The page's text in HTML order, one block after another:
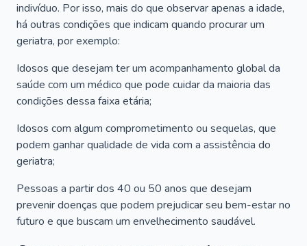
indivíduo. Por isso, mais do que observar apenas a idade,
há outras condições que indicam quando procurar um
geriatra, por exemplo:
Idosos que desejam ter um acompanhamento global da
saúde com um médico que pode cuidar da maioria das
condições dessa faixa etária;
Idosos com algum comprometimento ou sequelas, que
podem ganhar qualidade de vida com a assistência do
geriatra;
Pessoas a partir dos 40 ou 50 anos que desejam
prevenir doenças que podem prejudicar seu bem-estar no
futuro e que buscam um envelhecimento saudável.